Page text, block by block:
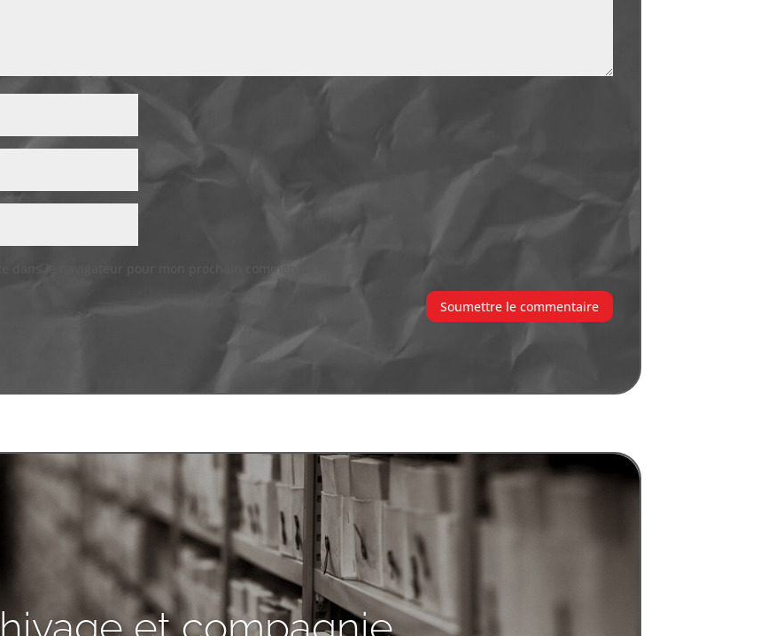
dans le navigateur pour mon prochain commentaire.
Soumettre le commentaire